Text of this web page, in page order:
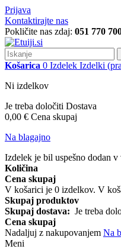
Prijava
Kontaktirajte nas
Pokličite nas zdaj: 051 770
Košarica 0 Izdelek Izdelki
Ni izdelkov
Je treba določiti Dostava
0,00 € Cena skupaj
Na blagajno
Izdelek je bil uspešno dodan v
Količina
Cena skupaj
V košarici je 0 izdelkov. V
Skupaj produktov
Skupaj dostava: Je treba
Cena skupaj
Nadaljuj z nakupovanjem Na
Meni